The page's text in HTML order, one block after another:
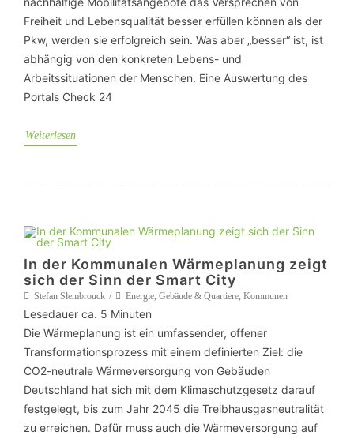
Freiheit und Lebensqualität besser erfüllen können als der
Pkw, werden sie erfolgreich sein. Was aber „besser“ ist, ist
abhängig von den konkreten Lebens- und
Arbeitssituationen der Menschen. Eine Auswertung des
Portals Check 24
Weiterlesen
In der Kommunalen Wärmeplanung zeigt
sich der Sinn der Smart City
Stefan Slembrouck Energie, Gebäude & Quartiere, Kommunen
Lesedauer ca. 5 Minuten
Die Wärmeplanung ist ein umfassender, offener
Transformationsprozess mit einem definierten Ziel: die
CO2-neutrale Wärmeversorgung von Gebäuden
Deutschland hat sich mit dem Klimaschutzgesetz darauf
festgelegt, bis zum Jahr 2045 die Treibhausgasneutralität
zu erreichen. Dafür muss auch die Wärmeversorgung auf